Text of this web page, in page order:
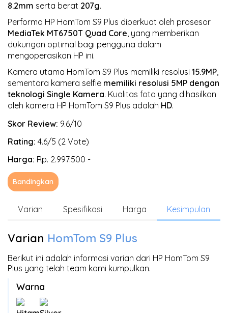
8.2mm serta berat 207g.
Performa HP HomTom S9 Plus diperkuat oleh prosesor
MediaTek MT6750T Quad Core, yang memberikan
dukungan optimal bagi pengguna dalam
mengoperasikan HP ini.
Kamera utama HomTom S9 Plus memiliki resolusi 15.9MP,
sementara kamera selfie memiliki resolusi 5MP dengan
teknologi Single Kamera. Kualitas foto yang dihasilkan
oleh kamera HP HomTom S9 Plus adalah HD.
Skor Review: 9.6/10
Rating: 4.6/5 (2 Vote)
Harga: Rp. 2.997.500 -
Bandingkan
Varian Spesifikasi Harga Kesimpulan
Varian HomTom S9 Plus
Berikut ini adalah informasi varian dari HP HomTom S9
Plus yang telah team kami kumpulkan.
Warna